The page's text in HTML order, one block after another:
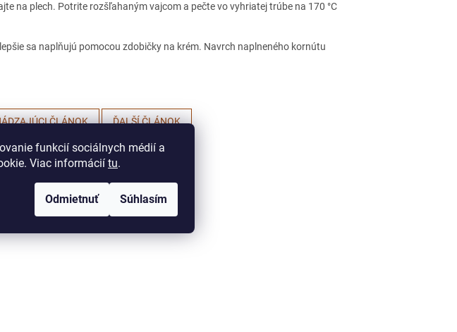
funkcií sociálnych médií a
Viac informácií tu.
Odmietnuť Súhlasím
na plech. Potrite rozšľahaným vajcom a pečte vo vyhriatej trúbe na 170 °C
sa naplňujú pomocou zdobičky na krém. Navrch naplneného kornútu
ČLÁNOK ĎALŠÍ ČLÁNOK